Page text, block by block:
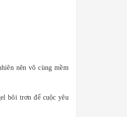
nên vô cùng mềm
bôi trơn để cuộc yêu